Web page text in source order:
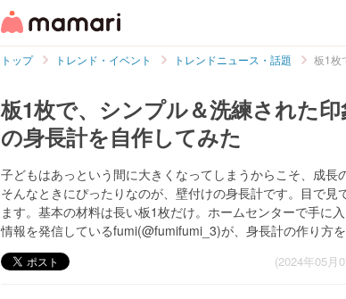
トップ トレンド・イベント トレンドニュース・話題 板1枚
板1枚で、シンプル＆洗練された
の身長計を自作してみた
子どもはあっという間に大きくなってしまうからこそ、成長
そんなときにぴったりなのが、壁付けの身長計です。目で
ます。基本の材料は長い板1枚だけ。ホームセンターで手に
情報を発信しているfumi(@fumifumi_3)が、身長計の作り方を
(2024年05月